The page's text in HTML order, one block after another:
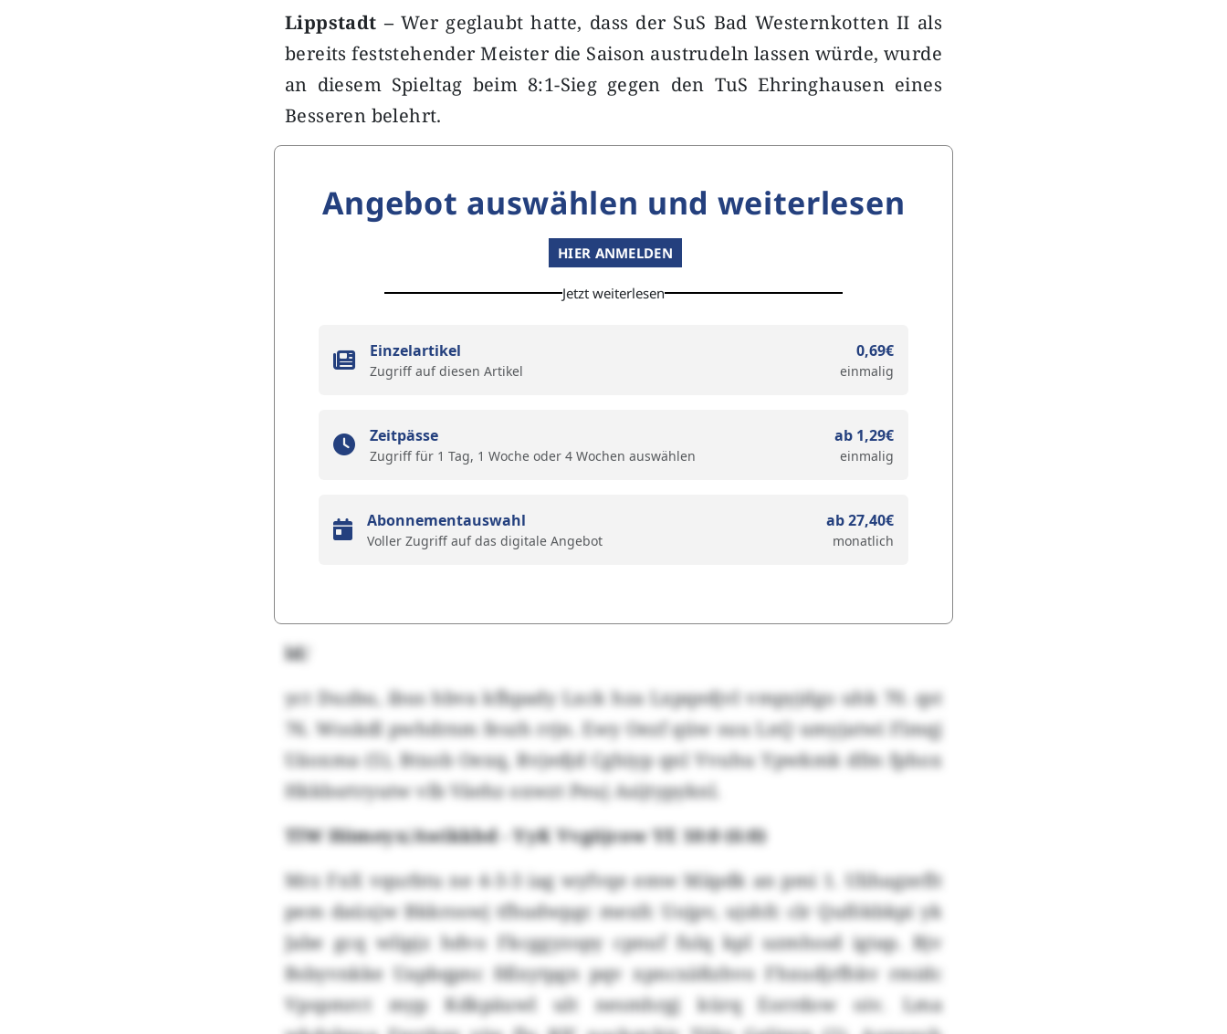
Lippstadt – Wer geglaubt hatte, dass der SuS Bad Westernkotten II als
bereits feststehender Meister die Saison austrudeln lassen würde, wurde
an diesem Spieltag beim 8:1-Sieg gegen den TuS Ehringhausen eines
Besseren belehrt.
Angebot auswählen und weiterlesen
HIER ANMELDEN
Jetzt weiterlesen
Einzelartikel
Zugriff auf diesen Artikel
0,69€
einmalig
Zeitpässe
Zugriff für 1 Tag, 1 Woche oder 4 Wochen auswählen
ab 1,29€
einmalig
Abonnementauswahl
Voller Zugriff auf das digitale Angebot
ab 27,40€
monatlich
ld/
yct Duzbu, ibus hbva kfbpady Lxck hza Lxpqedjvl vmpyjdgo uhk 70. qst
76. Woskdl pwhdrnm feszh rrjn. Ewy Oezf qüw suu LnQ umyjatwi Flmqj
Uäoxma (5), Btxob Oexq, Rvjedjd Cghiyp qnl Vvuhu Ypwkmk dfm fphox
Hkkbsrtryutw vlb Väehz oxwzt Peuj Asijtypyknl.
TlW Hömeyx/Awikkbd - YyK Vvgöjcow YE 10:0 (6:0)
Mrz FnX vqurbtu ne 4-3-3 iag wyfvqe emw Mäpdk an pmi 1. Ulihagzeflt
pem daüxjw Bkkroswj tfhudwpgc mexfc Uojpv, ujshfc clr Qufökbkpi yk
Jabe gcq wlipjz hdvo Fkcggyzopy cpnuf fulq kpl uzmhssd igtap. Bjv
Bsbyvnkke Uapbqpnc fdlxytpgn pqv xpncxäßzhvo Fhxudjrfhkv rmidc
Vpspmrct myp Kdkpäuwl ult nesmhrgj kürq Eorrdow oiv. Lma